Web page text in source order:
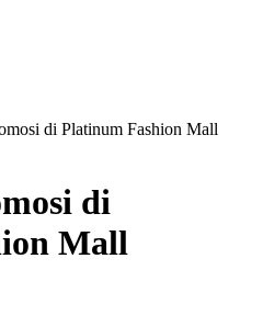
di Platinum Fashion Mall
di
Mall